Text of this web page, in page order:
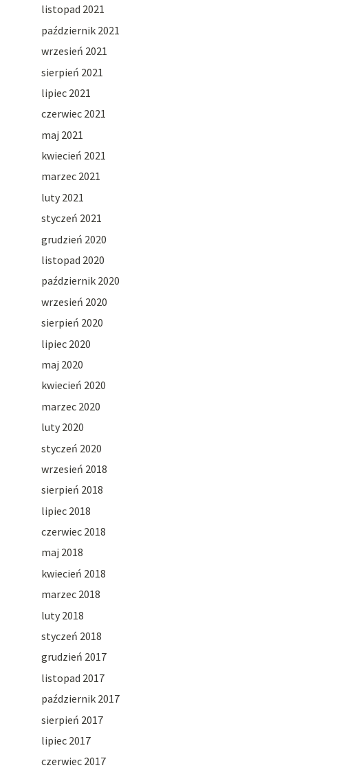
listopad 2021
październik 2021
wrzesień 2021
sierpień 2021
lipiec 2021
czerwiec 2021
maj 2021
kwiecień 2021
marzec 2021
luty 2021
styczeń 2021
grudzień 2020
listopad 2020
październik 2020
wrzesień 2020
sierpień 2020
lipiec 2020
maj 2020
kwiecień 2020
marzec 2020
luty 2020
styczeń 2020
wrzesień 2018
sierpień 2018
lipiec 2018
czerwiec 2018
maj 2018
kwiecień 2018
marzec 2018
luty 2018
styczeń 2018
grudzień 2017
listopad 2017
październik 2017
sierpień 2017
lipiec 2017
czerwiec 2017